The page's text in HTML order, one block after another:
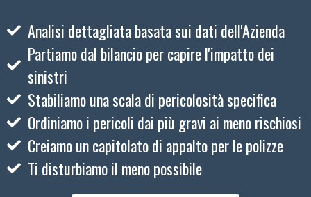
Analisi dettagliata basata sui dati dell'Azienda
Partiamo dal bilancio per capire l'impatto dei
sinistri
Stabiliamo una scala di pericolosità specifica
Ordiniamo i pericoli dai più gravi ai meno rischiosi
Creiamo un capitolato di appalto per le polizze
Ti disturbiamo il meno possibile